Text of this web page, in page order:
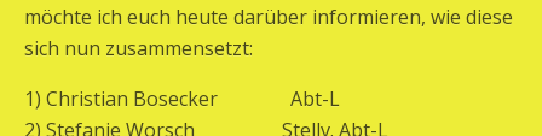
möchte ich euch heute darüber informieren, wie diese
sich nun zusammensetzt:
1) Christian Bosecker Abt-L
2) Stefanie Worsch Stellv. Abt-L